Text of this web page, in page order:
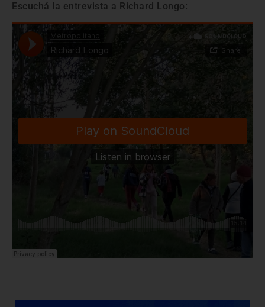
Escuchá la entrevista a Richard Longo: